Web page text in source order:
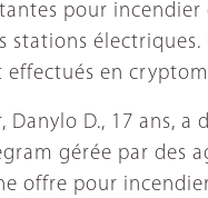
pour incendier
stations électriques.
effectués en
Danylo D., 17 ans, a
gérée par des
offre pour